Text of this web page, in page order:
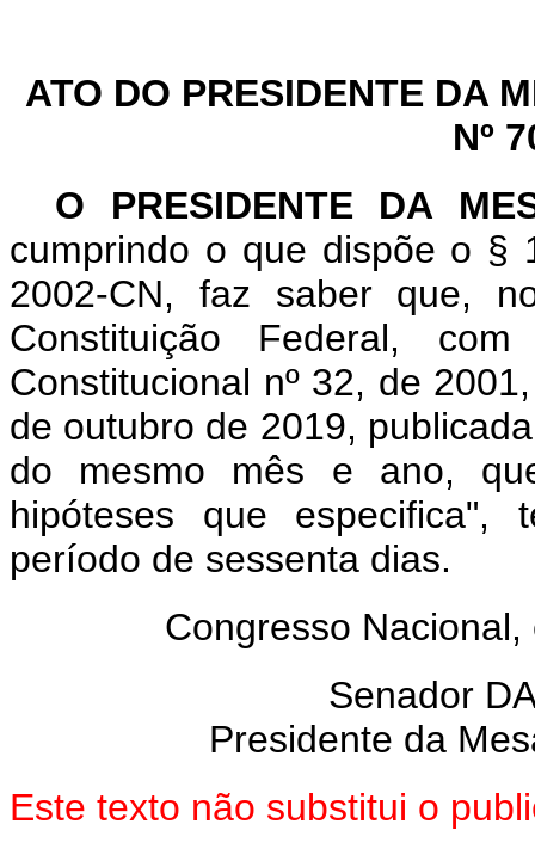
ATO DO PRESIDENTE DA
Nº
O PRESIDENTE DA
cumprindo o que dispõe o §
2002-CN, faz saber que,
Constituição Federal,
Constitucional nº 32, de
de outubro de 2019,
do mesmo mês e ano,
hipóteses que especifica",
período de sessenta dias.
Congresso
Senador
Presidente da
Este texto não substitui o